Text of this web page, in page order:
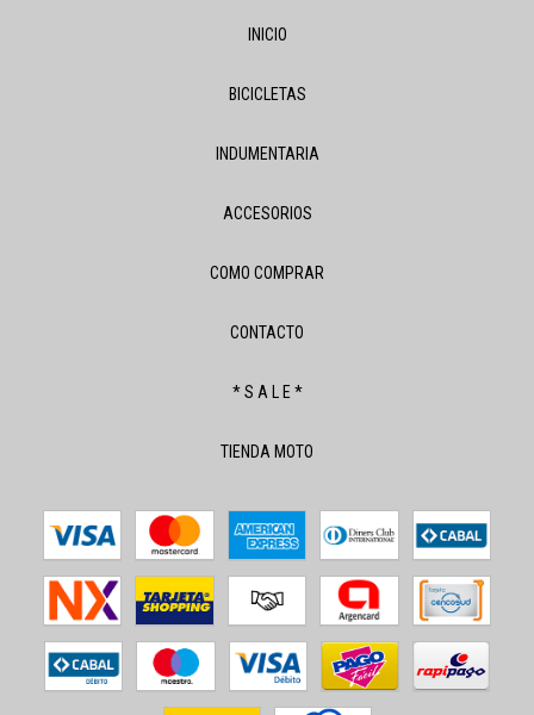
INICIO
BICICLETAS
INDUMENTARIA
ACCESORIOS
COMO COMPRAR
CONTACTO
* S A L E *
TIENDA MOTO